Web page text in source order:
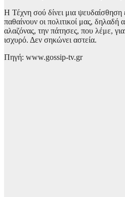
Η Τέχνη σού δίνει μια ψευδαίσθηση
παθαίνουν οι πολιτικοί μας, δηλαδή
αλαζόνας, την πάτησες, που λέμε,
ισχυρό. Δεν σηκώνει αστεία.
Πηγή: www.gossip-tv.gr